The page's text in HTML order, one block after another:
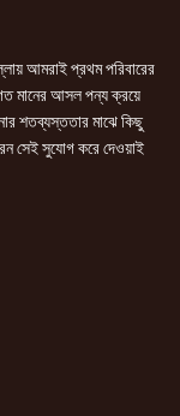
আমরাই প্রথম পরিবারের
মানের আসল পন্য ক্রয়ে
শতব্যস্ততার মাঝে কিছু
সেই সুযোগ করে দেওয়াই